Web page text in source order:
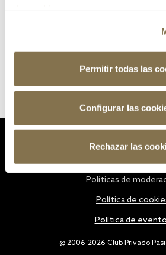
Permitir todas las
Configurar las
Rechazar las
@ 2006-2026 Club Privado
Políticas de
Política de
Política de